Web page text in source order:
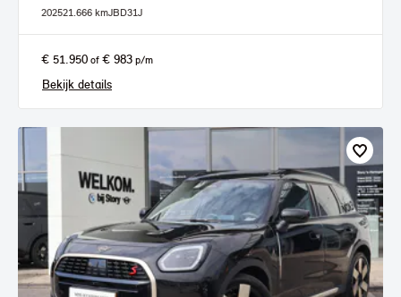
202521.666 kmJBD31J
€ 51.950 of € 983 p/m
Bekijk details